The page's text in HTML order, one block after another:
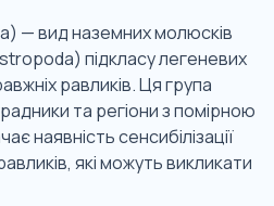
— вид наземних молюсків
підкласу легеневих
равликів. Ця група
та регіони з помірною
наявність сенсибілізації
які можуть викликати